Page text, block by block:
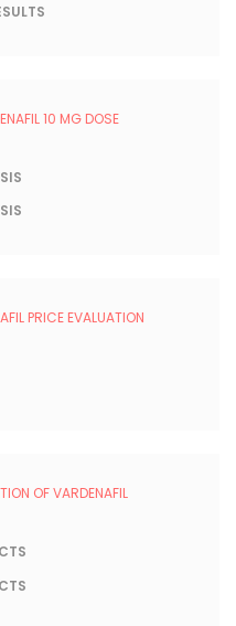
10 MG DOSE
PRICE EVALUATION
OF VARDENAFIL